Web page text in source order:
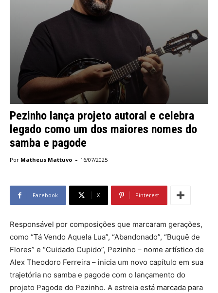
Pezinho lança projeto autoral e celebra
legado como um dos maiores nomes do
samba e pagode
Por Matheus Mattuvo - 16/07/2025
Facebook X Pinterest
Responsável por composições que marcaram gerações,
como “Tá Vendo Aquela Lua”, “Abandonado”, “Buquê de
Flores” e “Cuidado Cupido”, Pezinho – nome artístico de
Alex Theodoro Ferreira – inicia um novo capítulo em sua
trajetória no samba e pagode com o lançamento do
projeto Pagode do Pezinho. A estreia está marcada para